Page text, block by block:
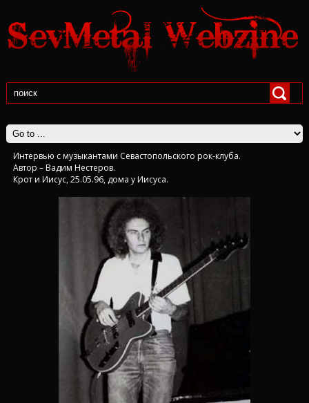
Интервью с музыкантами Севастопольского рок-клуба.
Автор – Вадим Нестеров.
Крот и Иисус, 25.05.96, дома у Иисуса.